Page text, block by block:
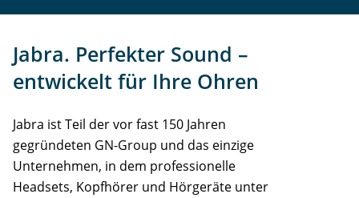
Jabra. Perfekter Sound –
entwickelt für Ihre Ohren
Jabra ist Teil der vor fast 150 Jahren
gegründeten GN-Group und das einzige
Unternehmen, in dem professionelle
Headsets, Kopfhörer und Hörgeräte unter